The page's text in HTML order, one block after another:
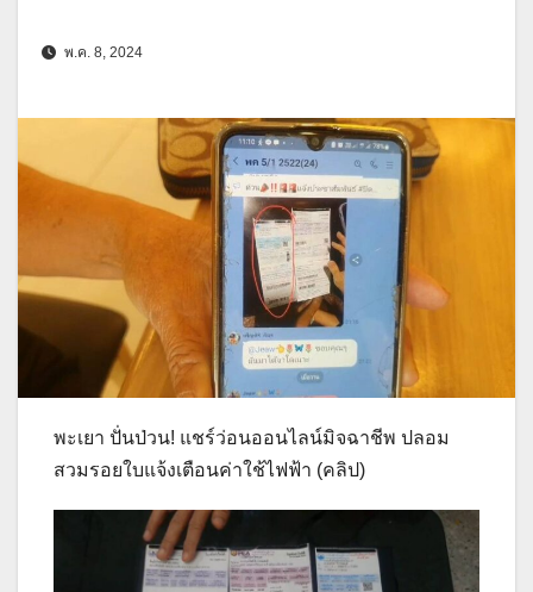
พ.ค. 8, 2024
พะเยา ปั่นป่วน! แชร์ว่อนออนไลน์มิจฉาชีพ ปลอม
สวมรอยใบแจ้งเตือนค่าใช้ไฟฟ้า (คลิป)